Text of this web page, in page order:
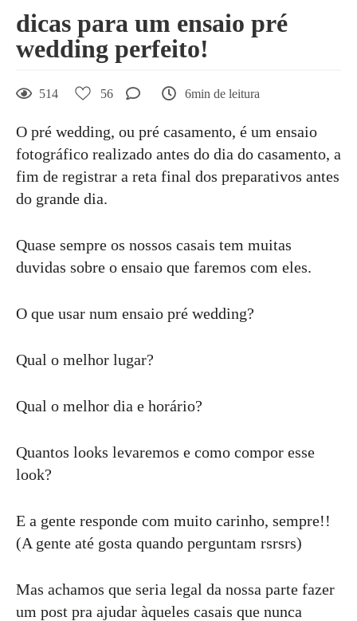
dicas para um ensaio pré
wedding perfeito!
514 56 6min de leitura
O pré wedding, ou pré casamento, é um ensaio
fotográfico realizado antes do dia do casamento, a
fim de registrar a reta final dos preparativos antes
do grande dia.
Quase sempre os nossos casais tem muitas
duvidas sobre o ensaio que faremos com eles.
O que usar num ensaio pré wedding?
Qual o melhor lugar?
Qual o melhor dia e horário?
Quantos looks levaremos e como compor esse
look?
E a gente responde com muito carinho, sempre!!
(A gente até gosta quando perguntam rsrsrs)
Mas achamos que seria legal da nossa parte fazer
um post pra ajudar àqueles casais que nunca